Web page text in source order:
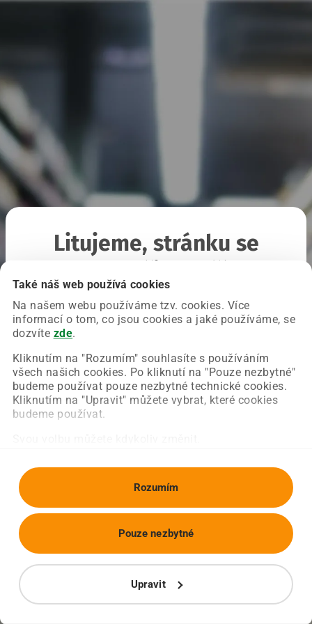
Také náš web používá cookies
Na našem webu používáme tzv. cookies. Více
informací o tom, co jsou cookies a jaké používáme, se
dozvíte zde.
Kliknutím na "Rozumím" souhlasíte s používáním
všech našich cookies. Po kliknutí na "Pouze nezbytné"
budeme používat pouze nezbytné technické cookies.
Kliknutím na "Upravit" můžete vybrat, které cookies
budeme používat.
Rozumím
Upravit
Pouze nezbytné
Litujeme, stránku se
Chyba nastala na naší straně a už ji opravujeme.
Zkuste prosím znovu načíst požadovanou stránku.
Obnovit stránku Úvodní strana